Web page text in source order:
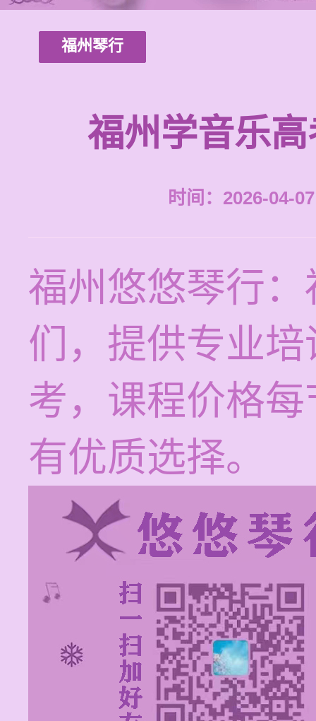
福州琴行
福州学音乐
时间：2026-04-
福州悠悠琴行
们，提供专业
考，课程价格
有优质选择。